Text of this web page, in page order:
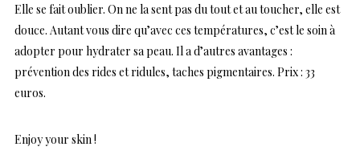
Elle se fait oublier. On ne la sent pas du tout et au toucher, elle est
douce. Autant vous dire qu’avec ces températures, c’est le soin à
adopter pour hydrater sa peau. Il a d’autres avantages :
prévention des rides et ridules, taches pigmentaires. Prix : 33
euros.
Enjoy your skin !